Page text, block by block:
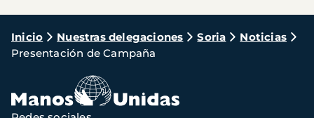
Ruta
de
navegación
Inicio Nuestras delegaciones Soria
Noticias
Presentación de Campaña